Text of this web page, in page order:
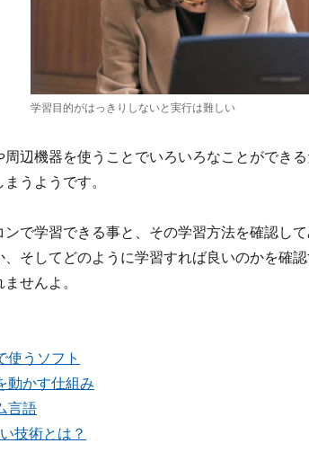
学習目的がはっきりしないと実行は難しい
辺機器を使うことでいろいろなことができ
うようです。
ンで学習できる事と、その学習方法を確認し
、そしてどのように学習すれば良いのかを確
せんよ。
使うソフト
動かす仕組み
言語
技術とは？